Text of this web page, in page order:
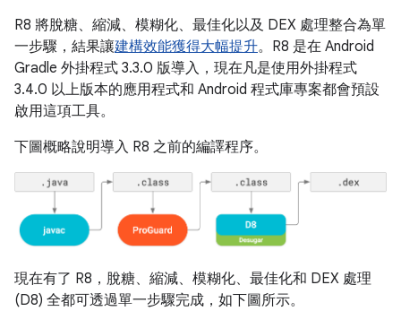
R8 將脫糖、縮減、模糊化、最佳化以及 DEX 處理整合為單
一步驟，結果讓建構效能獲得大幅提升。R8 是在 Android
Gradle 外掛程式 3.3.0 版導入，現在凡是使用外掛程式
3.4.0 以上版本的應用程式和 Android 程式庫專案都會預設
啟用這項工具。
下圖概略說明導入 R8 之前的編譯程序。
現在有了 R8，脫糖、縮減、模糊化、最佳化和 DEX 處理
(D8) 全都可透過單一步驟完成，如下圖所示。